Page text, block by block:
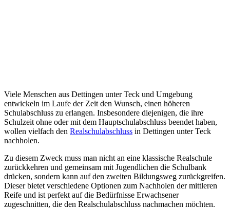
Viele Menschen aus Dettingen unter Teck und Umgebung
entwickeln im Laufe der Zeit den Wunsch, einen höheren
Schulabschluss zu erlangen. Insbesondere diejenigen, die ihre
Schulzeit ohne oder mit dem Hauptschulabschluss beendet haben,
wollen vielfach den Realschulabschluss in Dettingen unter Teck
nachholen.
Zu diesem Zweck muss man nicht an eine klassische Realschule
zurückkehren und gemeinsam mit Jugendlichen die Schulbank
drücken, sondern kann auf den zweiten Bildungsweg zurückgreifen.
Dieser bietet verschiedene Optionen zum Nachholen der mittleren
Reife und ist perfekt auf die Bedürfnisse Erwachsener
zugeschnitten, die den Realschulabschluss nachmachen möchten.